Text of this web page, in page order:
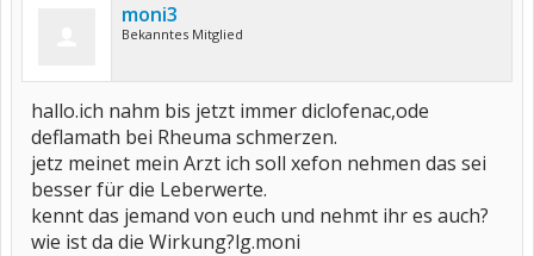
moni3
Bekanntes Mitglied
hallo.ich nahm bis jetzt immer diclofenac,ode
deflamath bei Rheuma schmerzen.
jetz meinet mein Arzt ich soll xefon nehmen das sei
besser für die Leberwerte.
kennt das jemand von euch und nehmt ihr es auch?
wie ist da die Wirkung?lg.moni